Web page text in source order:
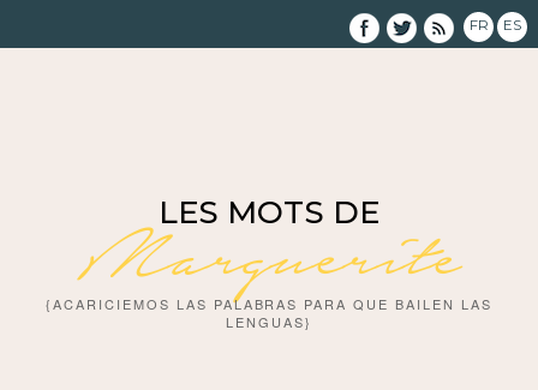
FR ES
LES MOTS DE
Marguerite
{ACARICIEMOS LAS PALABRAS PARA QUE BAILEN LAS
LENGUAS}